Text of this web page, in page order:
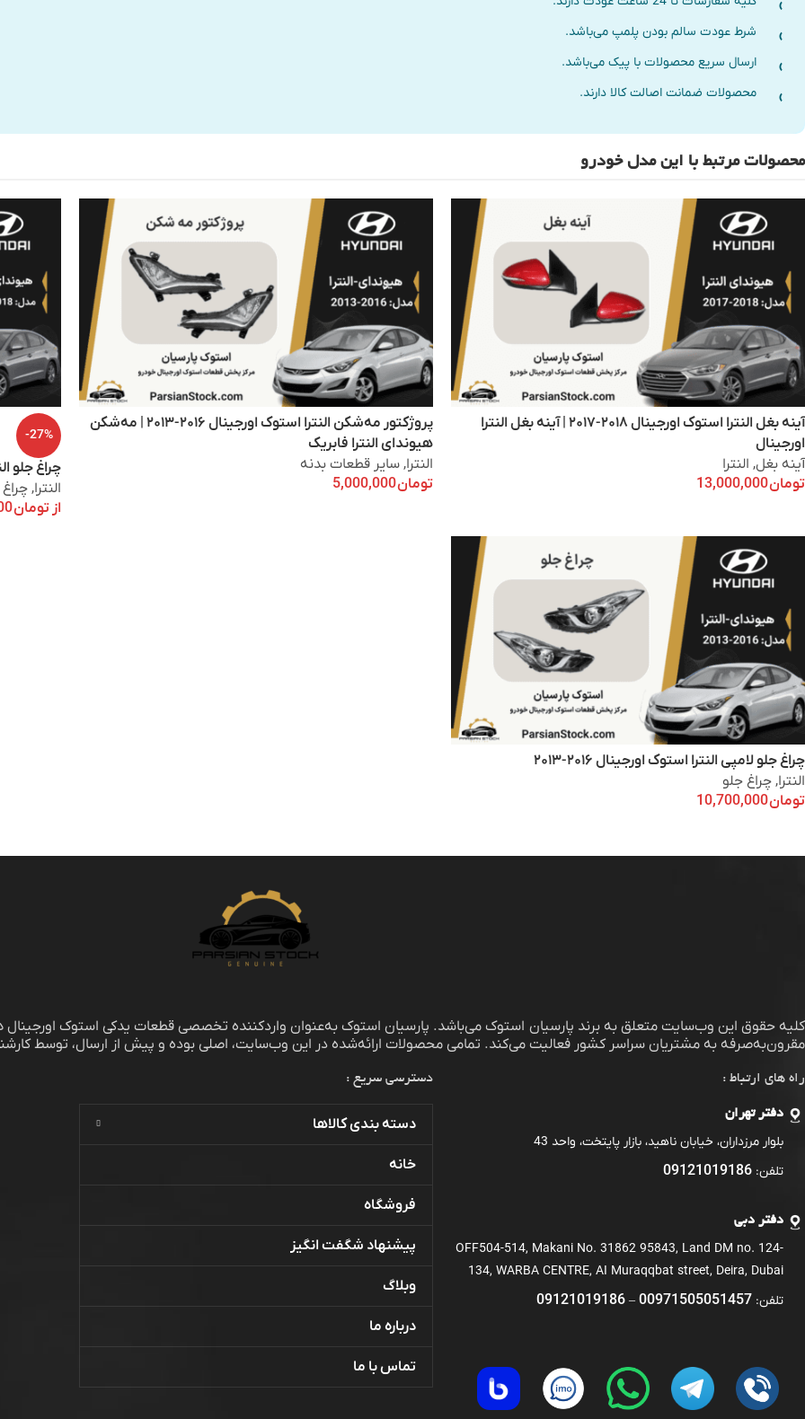
شرط عودت سالم بودن پلمپ می‌باشد.
ارسال سریع محصولات با پیک می‌باشد.
محصولات ضمانت اصالت کالا دارند.
محصولات مرتبط با این مدل خودرو
آینه بغل النترا استوک اورجینال ۲۰۱۸-۲۰۱۷ | آینه بغل النترا
اورجینال
آینه بغل, النترا
تومان
پروژکتور مه‌شکن النترا استوک اورجینال ۲۰۱۶-۲۰۱۳ | مه‌شکن
هیوندای النترا فابریک
النترا, سایر قطعات بدنه
تومان
-27%
چراغ جلو النترا ۲۰۱۸ زنون
النترا,
از تومان
چراغ جلو لامپی النترا استوک اورجینال ۲۰۱۶-۲۰۱۳
النترا, چراغ جلو
تومان
کلیه حقوق این وب‌سایت متعلق به برند پارسیان استوکمی‌باشد. پارسیان استوک به‌عنوان واردکننده تخصصی قطعات یدکی استوک اورجینال
مقرون‌به‌صرفه به مشتریان سراسر کشور فعالیت می‌کند. تمامی محصولات ارائه‌شده در این وب‌سایت، اصلی بوده و پیش از ارسال، توسط
راه های ارتباط :
دفتر تهران
بلوار مرزداران، خیابان ناهید، بازار پایتخت، واحد 43
تلفن: 09121019186
دفتر دبی
OFF504-514, Makani No. 31862 95843, Land DM no. 124-
134, WARBA CENTRE, AI Muraqqbat street, Deira, Dubai
تلفن: 00971505051457
–
09121019186
دسترسی سریع :
دسته بندی کالاها
خانه
فروشگاه
پیشنهاد شگفت انگیز
وبلاگ
درباره ما
تماس با ما